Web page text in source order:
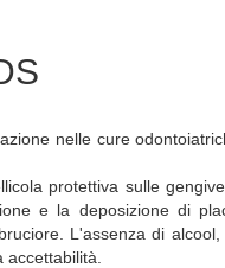
nelle cure
protettiva sulle
e la deposizione di
L'assenza di